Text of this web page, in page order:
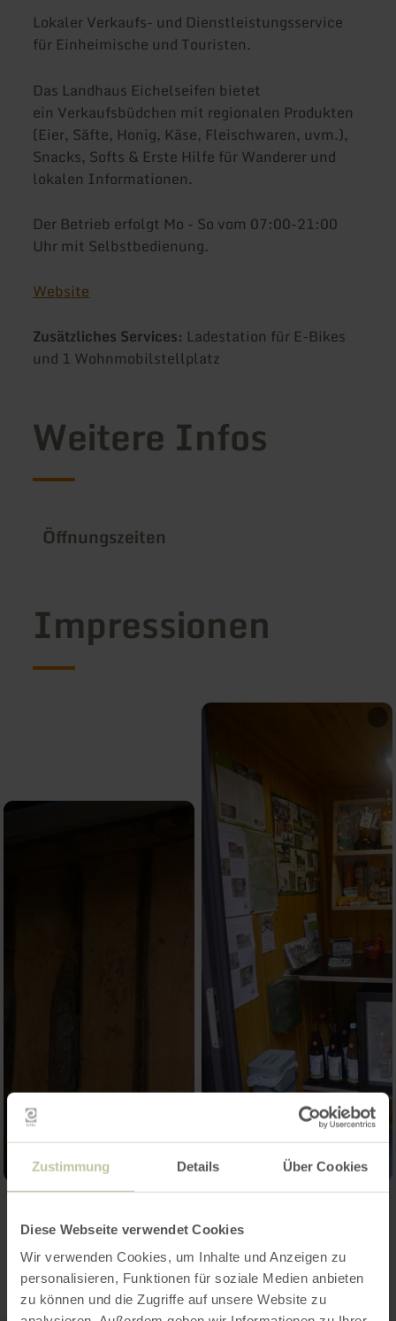
Zustimmung Details Über Cookies
Diese Webseite verwendet Cookies
Wir verwenden Cookies, um Inhalte und Anzeigen zu
personalisieren, Funktionen für soziale Medien anbieten
zu können und die Zugriffe auf unsere Website zu
Lokaler Verkaufs- und Dienstleistungsservice
für Einheimische und Touristen.
Das Landhaus Eichelseifen bietet
ein Verkaufsbüdchen mit regionalen Produkten
(Eier, Säfte, Honig, Käse, Fleischwaren, uvm.),
Snacks, Softs & Erste Hilfe für Wanderer und
lokalen Informationen.
Der Betrieb erfolgt Mo - So vom 07:00-21:00
Uhr mit Selbstbedienung.
Website
Zusätzliches Services: Ladestation für E-Bikes
und 1 Wohnmobilstellplatz
Weitere Infos
Öffnungszeiten
Impressionen
Kontakt